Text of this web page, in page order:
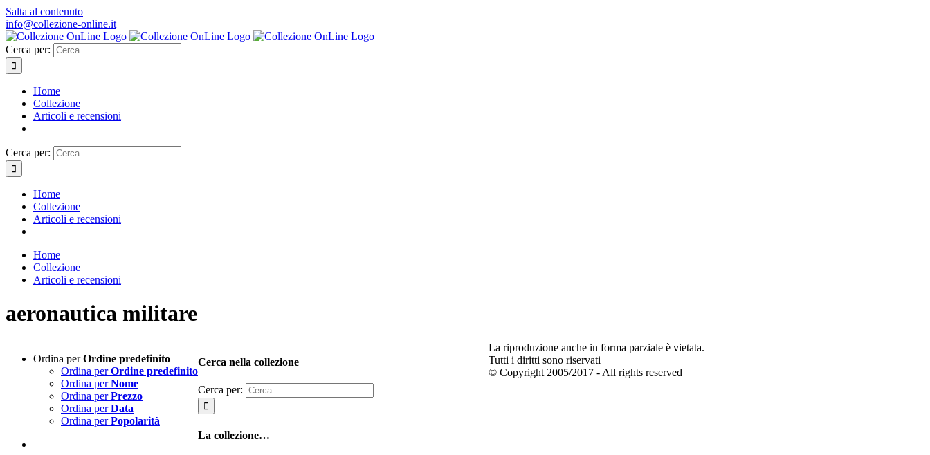
Salta al contenuto
info@collezione-online.it
Cerca per:
Home
Collezione
Articoli e recensioni
Cerca per:
Home
Collezione
Articoli e recensioni
Home
Collezione
Articoli e recensioni
aeronautica militare
Ordina perOrdine predefinito
Ordina perOrdine predefinito
Ordina perNome
Ordina perPrezzo
Ordina perData
Ordina perPopolarità
Cerca nella collezione
Cerca per:
La collezione…
La riproduzione anche in forma parziale è vietata.
Tutti i diritti sono riservati
© Copyright 2005/2017 - All rights reserved